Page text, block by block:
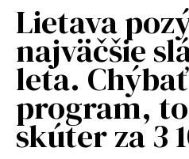
Lietava
najväčšie
leta.
program,
skúter za 3